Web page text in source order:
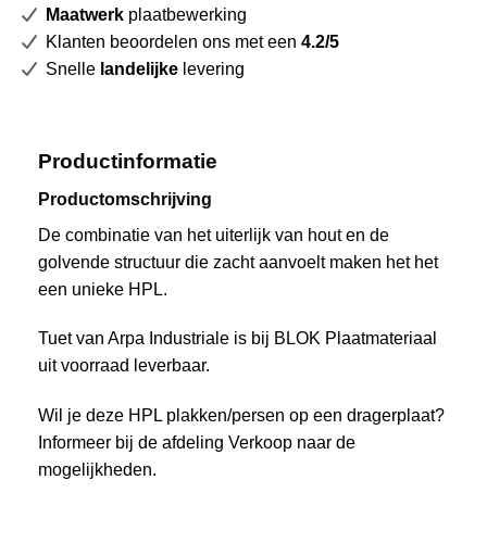
Maatwerk plaatbewerking
Klanten beoordelen ons met een 4.2/5
Snelle landelijke levering
Productinformatie
Productomschrijving
De combinatie van het uiterlijk van hout en de
golvende structuur die zacht aanvoelt maken het het
een unieke HPL.
Tuet van Arpa Industriale is bij BLOK Plaatmateriaal
uit voorraad leverbaar.
Wil je deze HPL plakken/persen op een dragerplaat?
Informeer bij de afdeling Verkoop naar de
mogelijkheden.